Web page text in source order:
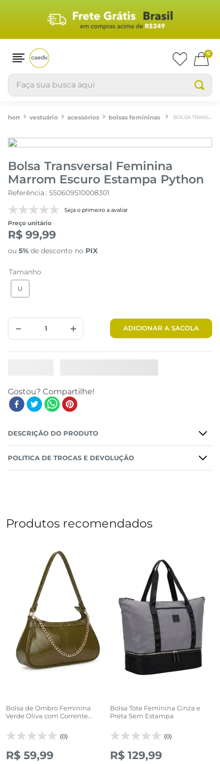
0
Faça sua busca aqui
vestuário acessórios bolsas femininas BOLSA TRANSVERSAL FEMININA MARROM ESCURO ESTAMPA PYTHON
Bolsa Transversal Feminina
Marrom Escuro Estampa Python
Referência.: 550609510008301
Seja o primeiro a avaliar
Preço unitário
R$ 99,99
ou 5% de desconto no PIX
Tamanho
U
＋
－ ADICIONAR A SACOLA
DESCRIÇÃO DO PRODUTO
POLITICA DE TROCAS E DEVOLUÇÃO
Produtos recomendados
Bolsa de Ombro Feminina
Verde Oliva com Corrente
(0)
R$ 59,99
Bolsa Tote Feminina Cinza e
Preta Sem Estampa
(0)
R$ 129,99